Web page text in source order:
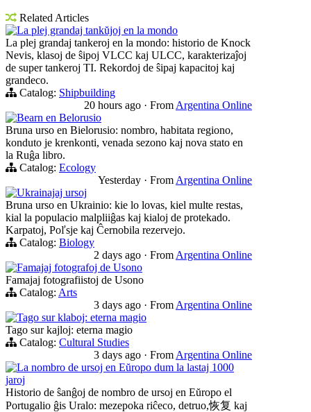
Related Articles
La plej grandaj tankŭjoj en la mondo
La plej grandaj tankeroj en la mondo: historio de Knock
Nevis, klasoj de ŝipoj VLCC kaj ULCC, karakterizaĵoj
de super tankeroj TI. Rekordoj de ŝipaj kapacitoj kaj
grandeco.
Catalog: Shipbuilding
20 hours ago · From Argentina Online
Bearn en Belorusio
Bruna urso en Bielorusio: nombro, habitata regiono,
konduto je krenkonti, venada sezono kaj nova stato en
la Ruĝa libro.
Catalog: Ecology
Yesterday · From Argentina Online
Ukrainajaj ursoj
Bruna urso en Ukrainio: kie lo lovas, kiel multe restas,
kial la populacio malpliiĝas kaj kialoj de protekado.
Karpatoj, Poľsje kaj Ĉernobila rezervejo.
Catalog: Biology
2 days ago · From Argentina Online
Famajaj fotografoj de Usono
Famajaj fotografiistoj de Usono
Catalog: Arts
3 days ago · From Argentina Online
Tago sur klaboj: eterna magio
Tago sur kajloj: eterna magio
Catalog: Cultural Studies
3 days ago · From Argentina Online
La nombro de ursoj en Eŭropo dum la lastaj 1000
jaroj
Historio de ŝanĝoj de nombro de ursoj en Eŭropo el
Portugalio ĝis Uralo: mezepoka riĉeco, detruo,恢复 kaj